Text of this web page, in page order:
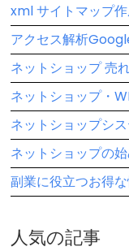
xml サイトマップ
アクセス解析
ネットショップ 売
ネットショップ・
ネットショップシ
ネットショップの
副業に役立つお得
人気の記事